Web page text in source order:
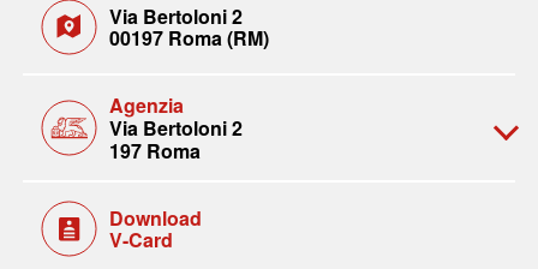
Via Bertoloni 2
00197 Roma (RM)
Agenzia
Via Bertoloni 2
197 Roma
Download
V-Card